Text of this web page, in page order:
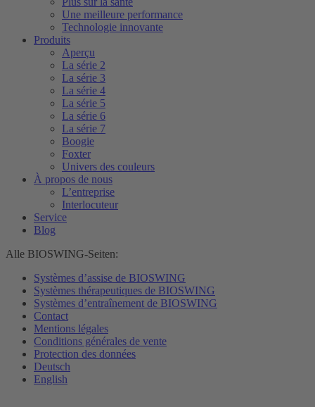
Une meilleure performance
Technologie innovante
Produits
Aperçu
La série 2
La série 3
La série 4
La série 5
La série 6
La série 7
Boogie
Foxter
Univers des couleurs
À propos de nous
L’entreprise
Interlocuteur
Service
Blog
Alle BIOSWING-Seiten:
Systèmes d’assise de BIOSWING
Systèmes thérapeutiques de BIOSWING
Systèmes d’entraînement de BIOSWING
Contact
Mentions légales
Conditions générales de vente
Protection des données
Deutsch
English